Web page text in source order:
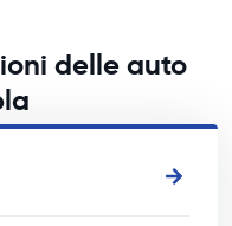
delle auto
in Puebla